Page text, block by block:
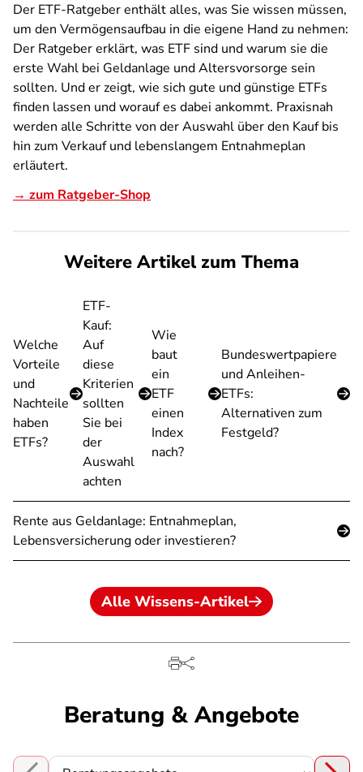
Der ETF-Ratgeber enthält alles, was Sie wissen müssen,
um den Vermögensaufbau in die eigene Hand zu nehmen:
Der Ratgeber erklärt, was ETF sind und warum sie die
erste Wahl bei Geldanlage und Altersvorsorge sein
sollten. Und er zeigt, wie sich gute und günstige ETFs
finden lassen und worauf es dabei ankommt. Praxisnah
werden alle Schritte von der Auswahl über den Kauf bis
hin zum Verkauf und lebenslangem Entnahmeplan
erläutert.
→ zum Ratgeber-Shop
Weitere Artikel zum Thema
Welche
Vorteile
und
Nachteile
haben
ETFs?
ETF-
Kauf:
Auf
diese
Kriterien
sollten
Sie bei
der
Auswahl
achten
Wie
baut
ein
ETF
einen
Index
nach?
Bundeswertpapiere
und Anleihen-
ETFs:
Alternativen zum
Festgeld?
Rente aus Geldanlage: Entnahmeplan,
Lebensversicherung oder investieren?
Alle Wissens-Artikel
Beratung & Angebote